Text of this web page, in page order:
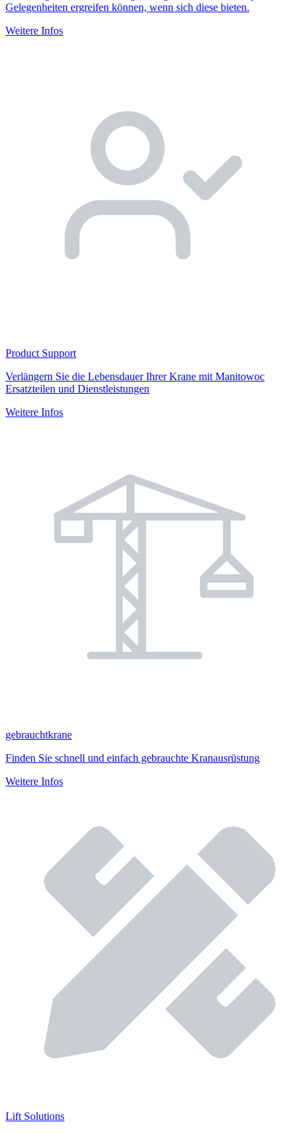
Gelegenheiten ergreifen können, wenn sich diese bieten.
Weitere Infos
Product Support
Verlängern Sie die Lebensdauer Ihrer Krane mit Manitowoc
Ersatzteilen und Dienstleistungen
Weitere Infos
gebrauchtkrane
Finden Sie schnell und einfach gebrauchte Kranausrüstung
Weitere Infos
Lift Solutions